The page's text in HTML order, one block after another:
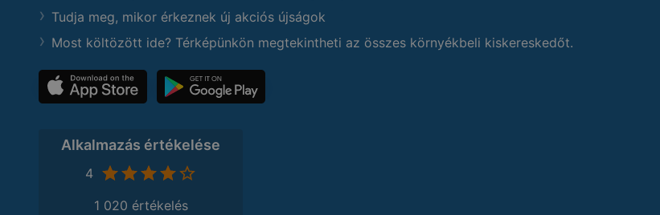
Tudja meg, mikor érkeznek új akciós újságok
Most költözött ide? Térképünkön megtekintheti az összes környékbeli kiskereskedőt.
Alkalmazás értékelése
4
1 020 értékelés